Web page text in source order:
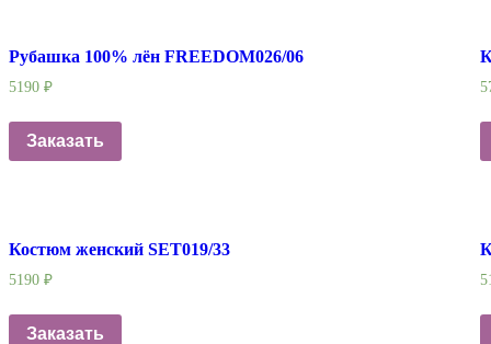
Рубашка 100% лён FREEDOM026/06
5190 ₽
Заказать
Костюм женский SET019/33
5190 ₽
Заказать